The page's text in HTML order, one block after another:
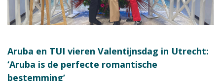
Aruba en TUI vieren Valentijnsdag in Utrecht:
‘Aruba is de perfecte romantische
bestemming’